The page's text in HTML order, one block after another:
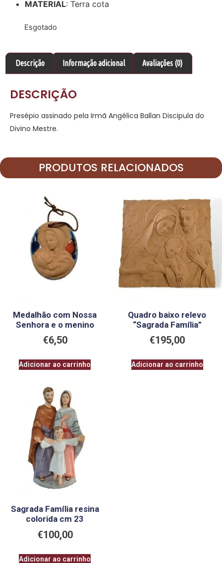
MATERIAL: Terra cota
Esgotado
Descrição Informação adicional Avaliações (0)
DESCRIÇÃO
Presépio assinado pela Irmã Angélica Ballan Discipula do
Divino Mestre.
PRODUTOS RELACIONADOS
Medalhão com Nossa
Senhora e o menino
€6,50
Adicionar ao carrinho
Quadro baixo relevo
“Sagrada Família”
€195,00
Adicionar ao carrinho
Sagrada Família resina
colorida cm 23
€100,00
Adicionar ao carrinho